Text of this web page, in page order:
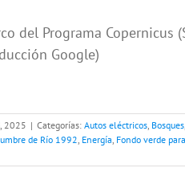
del Programa
Google)
2025 | Categorías: Autos eléctricos, Bosques,
de Río 1992, Energía, Fondo verde